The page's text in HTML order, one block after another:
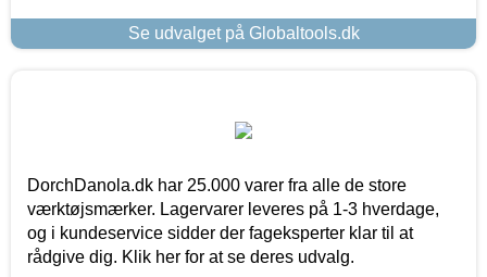
Se udvalget på Globaltools.dk
DorchDanola.dk har 25.000 varer fra alle de store
værktøjsmærker. Lagervarer leveres på 1-3 hverdage,
og i kundeservice sidder der fageksperter klar til at
rådgive dig. Klik her for at se deres udvalg.